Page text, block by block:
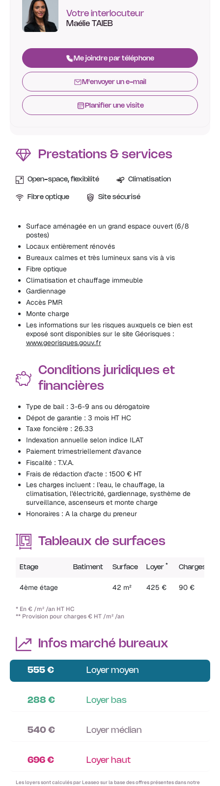
Votre interlocuteur
Maélie TAIEB
Me joindre par téléphone
M'envoyer un e-mail
Planifier une visite
Prestations & services
Open-space, flexibilité Climatisation
Fibre optique Site sécurisé
Surface aménagée en un grand espace ouvert (6/8
postes)
Locaux entièrement rénovés
Bureaux calmes et très lumineux sans vis à vis
Fibre optique
Climatisation et chauffage immeuble
Gardiennage
Accès PMR
Monte charge
Les informations sur les risques auxquels ce bien est
exposé sont disponibles sur le site Géorisques :
www.georisques.gouv.fr
Conditions juridiques et
financières
Type de bail : 3-6-9 ans ou dérogatoire
Dépot de garantie : 3 mois HT HC
Taxe foncière : 26.33
Indexation annuelle selon indice ILAT
Paiement trimestriellement d'avance
Fiscalité : T.V.A.
Frais de rédaction d'acte : 1500 € HT
Les charges incluent : l'eau, le chauffage, la
climatisation, l'électricité, gardiennage, systhème de
surveillance, ascenseurs et monte charge
Honoraires : A la charge du preneur
Tableaux de surfaces
Etage Batiment Surface Loyer * Charges
4ème étage 42 m² 425 € 90 €
* En € /m² /an HT HC
** Provision pour charges € HT /m² /an
Infos marché bureaux
555 € Loyer moyen
288 € Loyer bas
540 € Loyer médian
696 € Loyer haut
Les loyers sont calculés par Leaseo sur la base des offres présentes dans notre